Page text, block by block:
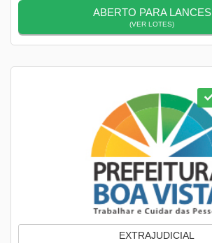
ABERTO PARA LANCES
(VER LOTES)
EXTRAJUDICIAL